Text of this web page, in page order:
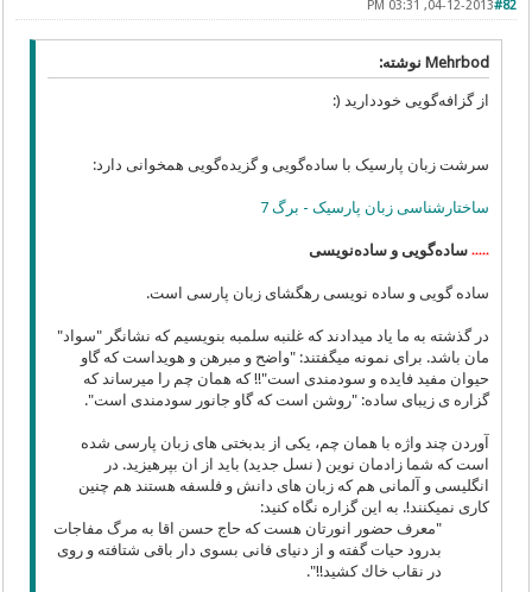
#82
04-12-2013, 03:31 PM
Mehrbod نوشته:
از گزافه‌گویی خوددارید (:
سرشت زبان پارسیک با ساده‌گویی و گزیده‌گویی همخوانی دارد:
ساختارشناسی زبان پارسیک - برگ 7
٭٭٭٭٭ ساده‌گویی و ساده‌نویسی
ساده گویی و ساده نویسی رهگشای زبان پارسی است.
در گذشته به ما یاد میدادند كه غلنبه سلمبه بنویسیم كه نشانگر "سواد"
مان باشد. برای نمونه میگفتند: "واضح و مبرهن و هویداست كه گاو
حیوان مفید فایده و سودمندی است"!! كه همان چم را میرساند كه
گزاره ی زیبای ساده: "روشن است كه گاو جانور سودمندی است".
آوردن چند واژه با همان چم، یكی از بدبختی های زبان پارسی شده
است كه شما زادمان نوین ( نسل جدید) باید از ان بپرهیزید. در
انگلیسی و آلمانی هم كه زبان های دانش و فلسفه هستند هم چنین
كاری نمیكنند!. به این گزاره نگاه كنید:
"معرف حضور انورتان هست كه حاج حسن اقا به مرگ مفاجات
بدرود حیات گفته و از دنیای فانی بسوی دار باقی شتافته و روی
در نقاب خاك كشید!!".